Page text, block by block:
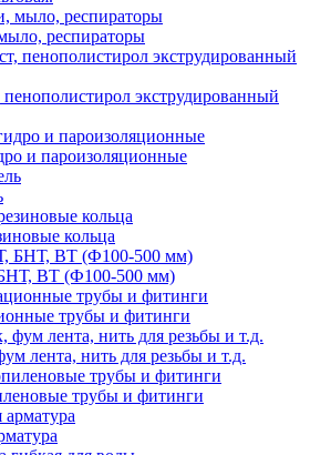
респираторы
экструдированный
и пароизоляционные
кольца
ВТ (Ф100-500 мм)
трубы и фитинги
лента, нить для резьбы и т.д.
трубы и фитинги